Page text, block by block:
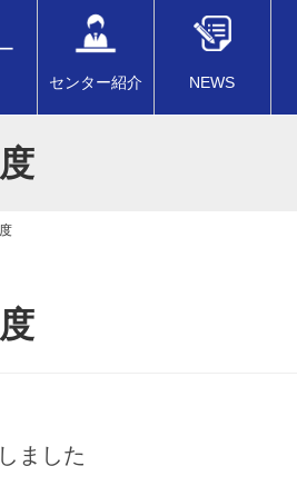
センター紹介 NEWS
ました